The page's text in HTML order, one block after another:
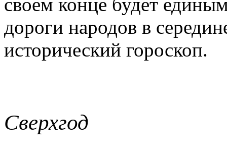
дороги народов в
исторический гороскоп.
Сверхгод